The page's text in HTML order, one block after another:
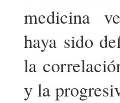
medicina
haya sido
la
y la